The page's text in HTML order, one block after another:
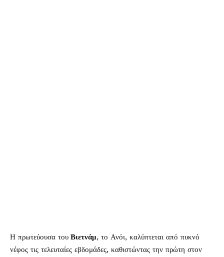
Η πρωτεύουσα του Βιετνάμ, το Ανόι, καλύπτεται από πυκνό
νέφος τις τελευταίες εβδομάδες, καθιστώντας την πρώτη στον